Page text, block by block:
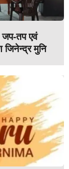
जप-तप एवं
जिनेन्द्र मुनि